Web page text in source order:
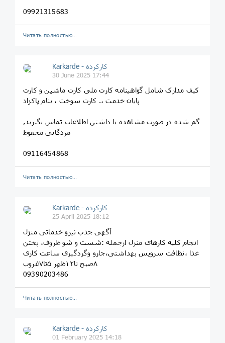
09921315683
Читать полностью…
Karkarde - کارکرده
30 June 2025 17:44
کیف مدارک شامل گواهینامه کارت ملی کارت ماشین و کارت
پایان خدمت ،. کارت سوخت ، بنام پاکزاد
گم شده در صورت مشاهده یا داشتن اطلاعات تماس بگیرید,
مژدگانی محفوظ
09116454868
Читать полностью…
Karkarde - کارکرده
25 April 2025 18:12
آگهی جذب نیرو خدماتی منزل
انجام کلیه کارهای منزل ازجمله :شست و شو ظروف، پختن
غذا ،نظافت سرویس بهداشتی،جارو وگردگیری ساعت کاری
۸صبح تا۱۲ظهر ۵تا۷غروب
09390203486
Читать полностью…
Karkarde - کارکرده
01 February 2025 14:18